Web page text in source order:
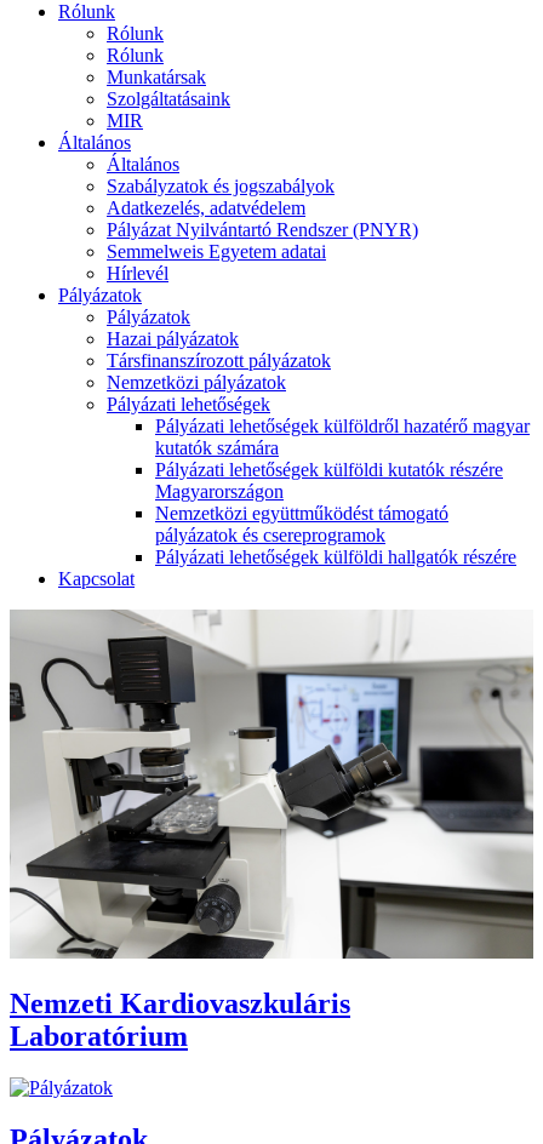
Rólunk
Rólunk
Rólunk
Munkatársak
Szolgáltatásaink
MIR
Általános
Általános
Szabályzatok és jogszabályok
Adatkezelés, adatvédelem
Pályázat Nyilvántartó Rendszer (PNYR)
Semmelweis Egyetem adatai
Hírlevél
Pályázatok
Pályázatok
Hazai pályázatok
Társfinanszírozott pályázatok
Nemzetközi pályázatok
Pályázati lehetőségek
Pályázati lehetőségek külföldről hazatérő magyar
kutatók számára
Pályázati lehetőségek külföldi kutatók részére
Magyarországon
Nemzetközi együttműködést támogató
pályázatok és csereprogramok
Pályázati lehetőségek külföldi hallgatók részére
Kapcsolat
Nemzeti Kardiovaszkuláris
Laboratórium